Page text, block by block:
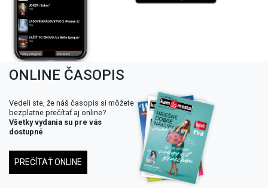
ONLINE ČASOPIS
Vedeli ste, že náš časopis si môžete
bezplatne prečítať aj online?
Všetky vydania su pre vás
dostupné
PREČÍTAŤ ONLINE